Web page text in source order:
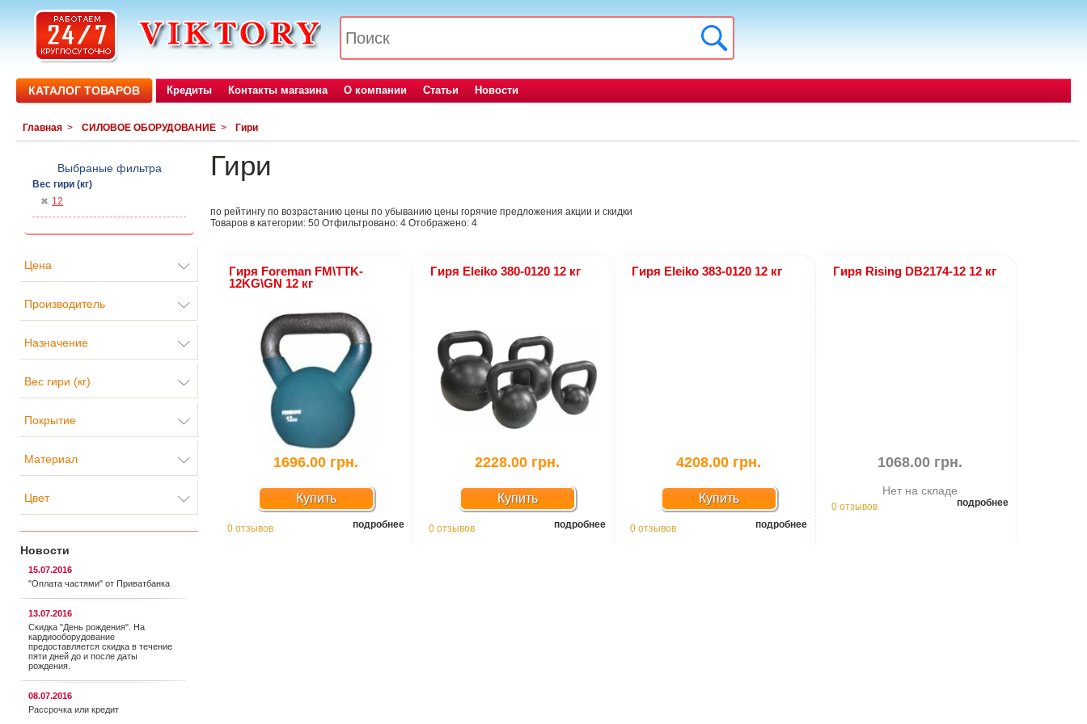
КАТАЛОГ ТОВАРОВ Кредиты Контакты магазина О компании Статьи Новости
Главная > СИЛОВОЕ ОБОРУДОВАНИЕ > Гири
Выбраные фильтра
Вес гири (кг)
12
Цена
Производитель
Назначение
Вес гири (кг)
Покрытие
Материал
Цвет
Новости
15.07.2016
"Оплата частями" от Приватбанка
13.07.2016
Скидка "День рождения". На
кардиооборудование
предоставляется cкидка в течение
пяти дней до и после даты
рождения.
08.07.2016
Рассрочка или кредит
Гири
по рейтингу по возрастанию цены по убыванию цены горячие предложения акции и скидки
Товаров в категории:50 Отфильтровано:4 Отображено:4
Гиря Foreman FM\TTK-
12KG\GN 12 кг
1696.00 грн.
Купить
0 отзывов подробнее
Гиря Eleiko 380-0120 12 кг
2228.00 грн.
Купить
0 отзывов подробнее
Гиря Eleiko 383-0120 12 кг
4208.00 грн.
Купить
0 отзывов подробнее
Гиря Rising DB2174-12 12 кг
1068.00 грн.
Нет на складе
0 отзывов подробнее